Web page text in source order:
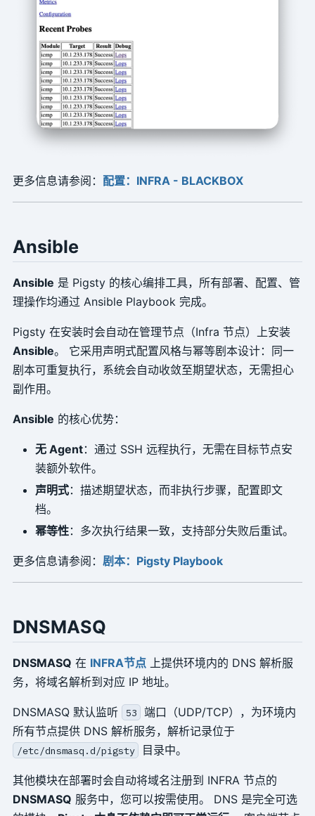
更多信息请参阅： 配置：INFRA - BLACKBOX
Ansible
Ansible 是 Pigsty 的核心编排工具，所有部署、配置、管
理操作均通过 Ansible Playbook 完成。
Pigsty 在安装时会自动在管理节点（Infra 节点）上安装
Ansible。 它采用声明式配置风格与幂等剧本设计：同一
剧本可重复执行，系统会自动收敛至期望状态，无需担心
副作用。
Ansible 的核心优势：
无 Agent：通过 SSH 远程执行，无需在目标节点安
装额外软件。
声明式：描述期望状态，而非执行步骤，配置即文
档。
幂等性：多次执行结果一致，支持部分失败后重试。
更多信息请参阅： 剧本：Pigsty Playbook
DNSMASQ
DNSMASQ 在 INFRA节点上提供环境内的 DNS 解析服
务，将域名解析到对应 IP 地址。
DNSMASQ 默认监听 53
端口（UDP/TCP），为环境内
所有节点提供 DNS 解析服务，解析记录位于
/etc/dnsmasq.d/pigsty 目录中。
其他模块在部署时会自动将域名注册到 INFRA 节点的
DNSMASQ 服务中，您可以按需使用。 DNS 是完全可选